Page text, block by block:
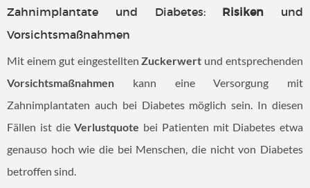
Zahnimplantate und Diabetes: Risiken und
Vorsichtsmaßnahmen
Mit einem gut eingestelltenZuckerwert und entsprechenden
Vorsichtsmaßnahmen kann eine Versorgung mit
Zahnimplantaten auch bei Diabetes möglich sein. In diesen
Fällen ist dieVerlustquote bei Patienten mit Diabetes etwa
genauso hoch wie die bei Menschen, die nicht von Diabetes
betroffen sind.